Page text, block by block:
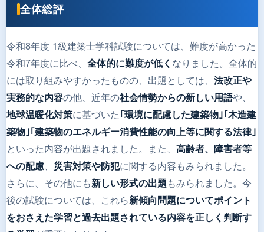
全体総評
令和8年度 1級建築士学科試験については、難度が高かった
令和7年度に比べ、 全体的に難度が低く なりました。全体的
には取り組みやすかったものの、出題としては、 法改正や
実務的な内容の他、近年の社会情勢からの新しい用語や、
地球温暖化対策に基づいた｢環境に配慮した建築物｣｢木造建
築物｣｢建築物のエネルギー消費性能の向上等に関する法律｣
といった内容が出題されました。また、 高齢者、障害者等
への配慮、 災害対策や防犯に関する内容もみられました。
さらに、その他にも新しい形式の出題もみられました。今
後の試験については、これら新傾向問題についてポイント
をおさえた学習と過去出題されている内容を正しく判断す